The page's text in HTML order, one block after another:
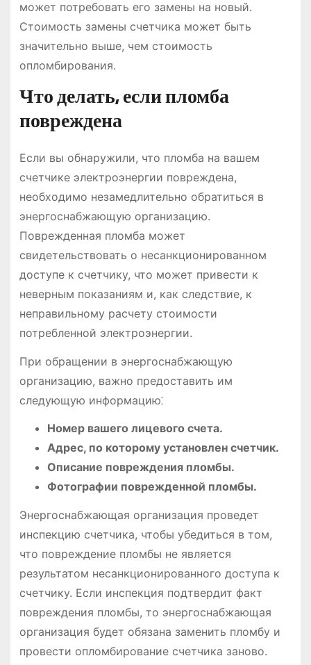
может потребовать его замены на новый.
Стоимость замены счетчика может быть
значительно выше, чем стоимость
опломбирования.
Что делать, если пломба
повреждена
Если вы обнаружили, что пломба на вашем
счетчике электроэнергии повреждена,
необходимо незамедлительно обратиться в
энергоснабжающую организацию.
Поврежденная пломба может
свидетельствовать о несанкционированном
доступе к счетчику, что может привести к
неверным показаниям и, как следствие, к
неправильному расчету стоимости
потребленной электроэнергии.
При обращении в энергоснабжающую
организацию, важно предоставить им
следующую информацию⁚
Номер вашего лицевого счета.
Адрес, по которому установлен счетчик.
Описание повреждения пломбы.
Фотографии поврежденной пломбы.
Энергоснабжающая организация проведет
инспекцию счетчика, чтобы убедиться в том,
что повреждение пломбы не является
результатом несанкционированного доступа к
счетчику. Если инспекция подтвердит факт
повреждения пломбы, то энергоснабжающая
организация будет обязана заменить пломбу и
провести опломбирование счетчика заново.